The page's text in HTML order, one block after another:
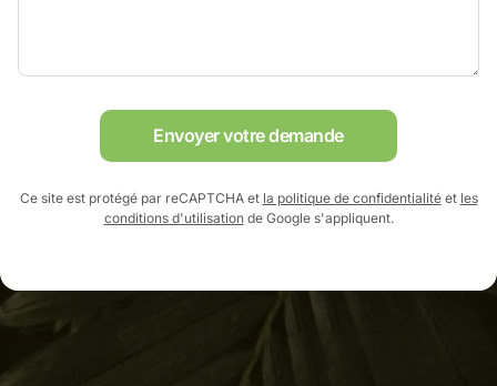
Envoyer votre demande
Ce site est protégé par reCAPTCHA et la politique de confidentialitéet les
conditions d'utilisationde Google s'appliquent.